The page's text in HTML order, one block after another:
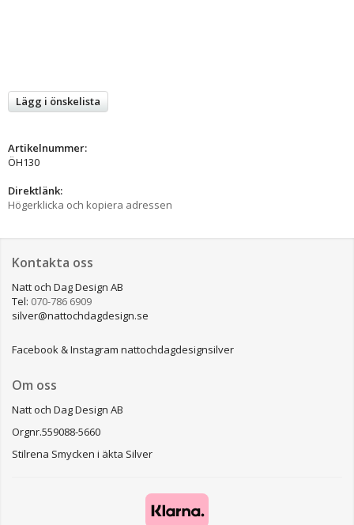
Lägg i önskelista
Artikelnummer:
ÖH130
Direktlänk:
Högerklicka och kopiera adressen
Kontakta oss
Natt och Dag Design AB
Tel: 070-786 6909
silver@nattochdagdesign.se
Facebook & Instagram nattochdagdesignsilver
Om oss
Natt och Dag Design AB
Orgnr.559088-5660
Stilrena Smycken i äkta Silver